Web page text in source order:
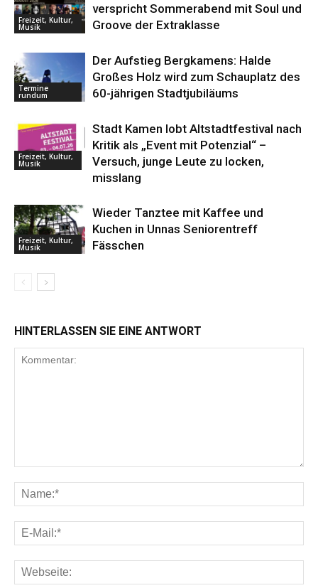
Freizeit, Kultur,
Musik
verspricht Sommerabend mit Soul und
Groove der Extraklasse
Termine
rundum
Der Aufstieg Bergkamens: Halde
Großes Holz wird zum Schauplatz des
60-jährigen Stadtjubiläums
Freizeit, Kultur,
Musik
Stadt Kamen lobt Altstadtfestival nach
Kritik als „Event mit Potenzial“ –
Versuch, junge Leute zu locken,
misslang
Freizeit, Kultur,
Musik
Wieder Tanztee mit Kaffee und
Kuchen in Unnas Seniorentreff
Fässchen
HINTERLASSEN SIE EINE ANTWORT